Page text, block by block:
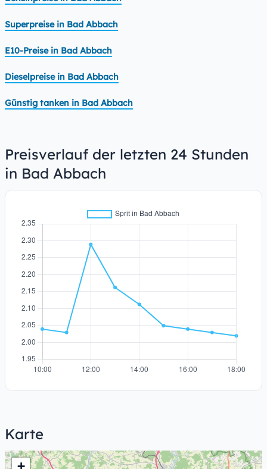
Superpreise in Bad Abbach
E10-Preise in Bad Abbach
Dieselpreise in Bad Abbach
Günstig tanken in Bad Abbach
Preisverlauf der letzten 24 Stunden
in Bad Abbach
Karte